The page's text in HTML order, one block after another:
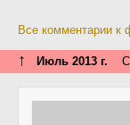
Все комментарии к
↑ Июль 2013 г.